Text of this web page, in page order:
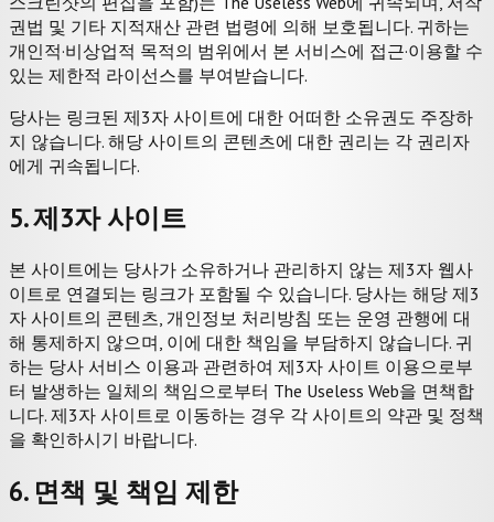
권법 및 기타 지적재산 관련 법령에 의해 보호됩니다. 귀하는
개인적·비상업적 목적의 범위에서 본 서비스에 접근·이용할 수
있는 제한적 라이선스를 부여받습니다.
당사는 링크된 제3자 사이트에 대한 어떠한 소유권도 주장하
지 않습니다. 해당 사이트의 콘텐츠에 대한 권리는 각 권리자
에게 귀속됩니다.
5. 제3자 사이트
본 사이트에는 당사가 소유하거나 관리하지 않는 제3자 웹사
이트로 연결되는 링크가 포함될 수 있습니다. 당사는 해당 제3
자 사이트의 콘텐츠, 개인정보 처리방침 또는 운영 관행에 대
해 통제하지 않으며, 이에 대한 책임을 부담하지 않습니다. 귀
하는 당사 서비스 이용과 관련하여 제3자 사이트 이용으로부
터 발생하는 일체의 책임으로부터 The Useless Web을 면책합
니다. 제3자 사이트로 이동하는 경우 각 사이트의 약관 및 정책
을 확인하시기 바랍니다.
6. 면책 및 책임 제한